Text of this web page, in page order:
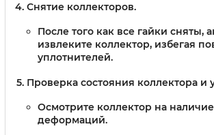
Снятие коллекторов.
После того как все гайки сняты,
извлеките коллектор, избегая
уплотнителей.
Проверка состояния коллектора и
Осмотрите коллектор на
деформаций.